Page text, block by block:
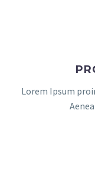
Lorem Ipsum